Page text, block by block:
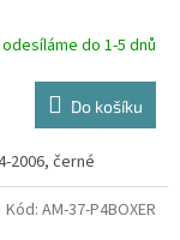
R
do 1-5 dnů
Do košíku
2006, černé
Kód: AM-37-P4BOXER